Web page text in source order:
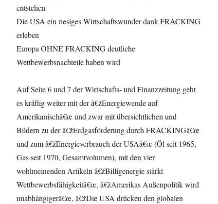
entstehen
Die USA ein riesiges Wirtschaftswunder dank FRACKING
erleben
Europa OHNE FRACKING deutliche
Wettbewerbsnachteile haben wird
Auf Seite 6 und 7 der Wirtschafts- und Finanzzeitung geht
es kräftig weiter mit der â€žEnergiewende auf
Amerikanischâ€œ und zwar mit übersichtlichen und
Bildern zu der â€žErdgasförderung durch FRACKINGâ€œ
und zum â€žEnergieverbrauch der USAâ€œ (Öl seit 1965,
Gas seit 1970, Gesamtvolumen), mit den vier
wohlmeinenden Artikeln â€žBilligenergie stärkt
Wettbewerbsfähigkeitâ€œ, â€žAmerikas Außenpolitik wird
unabhängigerâ€œ, â€žDie USA drücken den globalen